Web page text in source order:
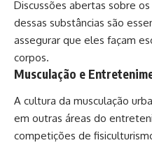
Discussões abertas sobre
dessas substâncias são
assegurar que eles façam
corpos.
Musculação e
A cultura da musculação
em outras áreas do
competições de